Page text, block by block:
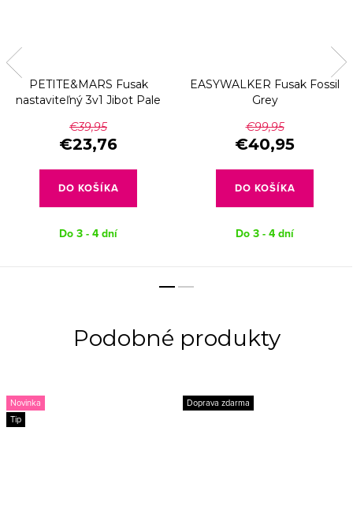
PETITE&MARS Fusak
nastaviteľný 3v1 Jibot Pale
€39,95
€23,76
DO KOŠÍKA
Do 3 - 4 dní
EASYWALKER Fusak Fossil
Grey
€99,95
€40,95
DO KOŠÍKA
Do 3 - 4 dní
Novinka
Tip
Doprava zdarma